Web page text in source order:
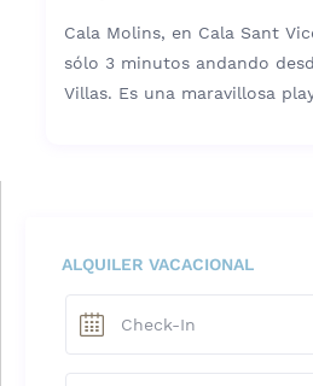
Cala Molins, en Cala Sant
sólo 3 minutos andando
Villas. Es una maravillosa
ALQUILER VACACIONAL